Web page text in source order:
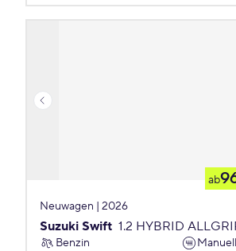
ab
Neuwagen | 2026
Suzuki Swift 1.2 HYBRID
Benzin
Manuell